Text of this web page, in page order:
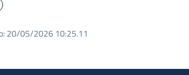
20/05/2026 10:25.11